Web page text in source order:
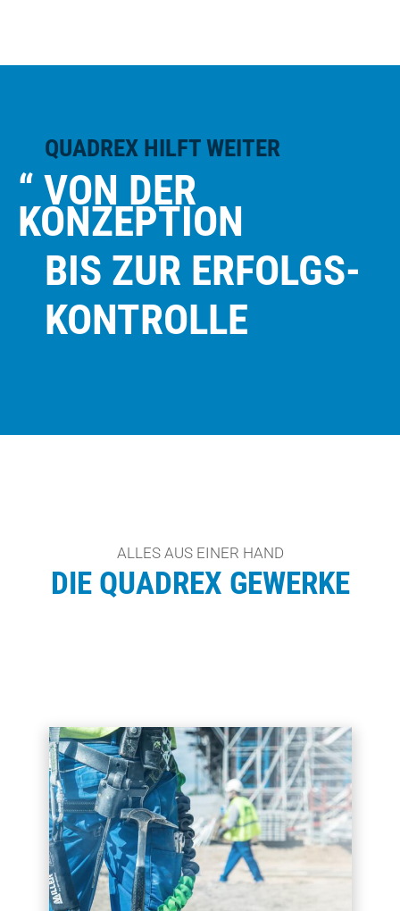
QUADREX HILFT WEITER
“ VON DER
KONZEPTION
BIS ZUR ERFOLGS-
KONTROLLE
ALLES AUS EINER HAND
DIE QUADREX GEWERKE